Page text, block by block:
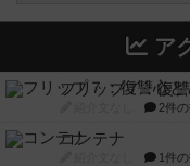
ア
フリップ７：復
2件
コンテナ
1件